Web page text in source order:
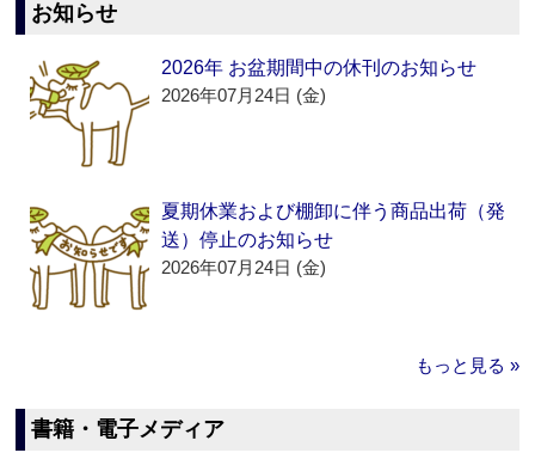
お知らせ
2026年 お盆期間中の休刊のお知らせ
2026年07月24日 (金)
夏期休業および棚卸に伴う商品出荷（発
送）停止のお知らせ
2026年07月24日 (金)
もっと見る »
書籍・電子メディア